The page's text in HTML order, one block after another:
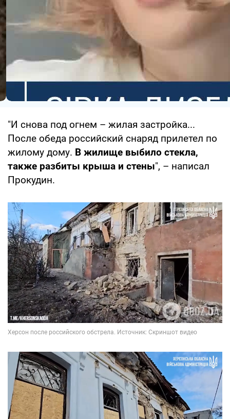
"И снова под огнем – жилая застройка...
После обеда российский снаряд прилетел по
жилому дому. В жилище выбило стекла,
также разбиты крыша и стены", – написал
Прокудин.